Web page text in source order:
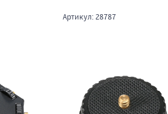
Артикул: 28787